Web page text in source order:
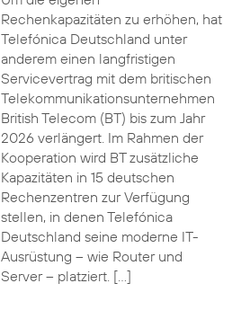
Rechenkapazitäten zu erhöhen, hat
Telefónica Deutschland unter
anderem einen langfristigen
Servicevertrag mit dem britischen
Telekommunikationsunternehmen
British Telecom (BT) bis zum Jahr
2026 verlängert. Im Rahmen der
Kooperation wird BT zusätzliche
Kapazitäten in 15 deutschen
Rechenzentren zur Verfügung
stellen, in denen Telefónica
Deutschland seine moderne IT-
Ausrüstung – wie Router und
Server – platziert. […]